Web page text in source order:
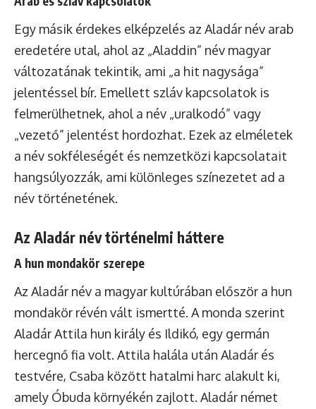
Egy másik érdekes elképzelés az Aladár név arab
eredetére utal, ahol az „Aladdin” név magyar
változatának tekintik, ami „a hit nagysága”
jelentéssel bír. Emellett szláv kapcsolatok is
felmerülhetnek, ahol a név „uralkodó” vagy
„vezető” jelentést hordozhat. Ezek az elméletek
a név sokféleségét és nemzetközi kapcsolatait
hangsúlyozzák, ami különleges színezetet ad a
név történetének.
Az Aladár név történelmi háttere
A hun mondakör szerepe
Az Aladár név a magyar kultúrában először a hun
mondakör révén vált ismertté. A monda szerint
Aladár Attila hun király és Ildikó, egy germán
hercegnő fia volt. Attila halála után Aladár és
testvére, Csaba között hatalmi harc alakult ki,
amely Óbuda környékén zajlott. Aladár német